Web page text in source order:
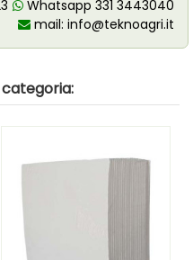
Whatsapp 331 3443040
mail: info@teknoagri.it